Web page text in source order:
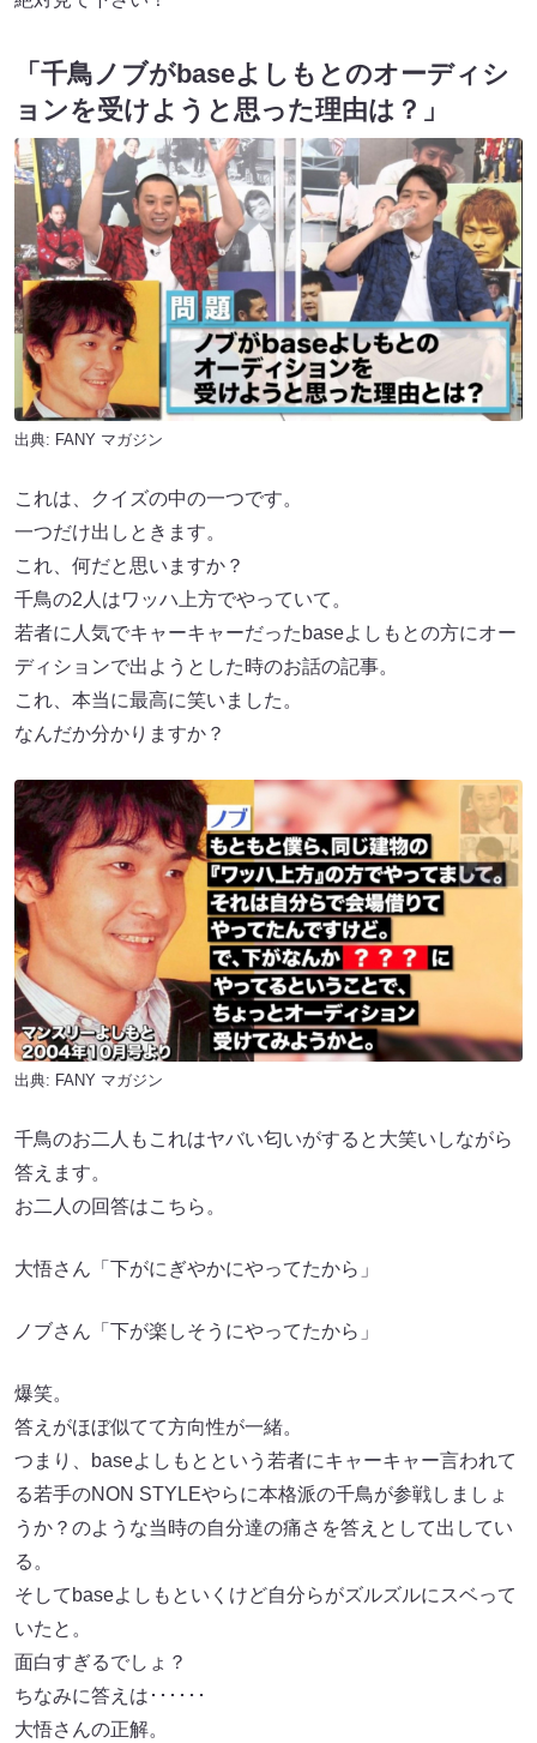
「千鳥ノブがbaseよしもとのオーディシ
ョンを受けようと思った理由は？」
出典: FANY マガジン
これは、クイズの中の一つです。
一つだけ出しときます。
これ、何だと思いますか？
千鳥の2人はワッハ上方でやっていて。
若者に人気でキャーキャーだったbaseよしもとの方にオー
ディションで出ようとした時のお話の記事。
これ、本当に最高に笑いました。
なんだか分かりますか？
出典: FANY マガジン
千鳥のお二人もこれはヤバい匂いがすると大笑いしながら
答えます。
お二人の回答はこちら。
大悟さん「下がにぎやかにやってたから」
ノブさん「下が楽しそうにやってたから」
爆笑。
答えがほぼ似てて方向性が一緒。
つまり、baseよしもとという若者にキャーキャー言われて
る若手のNON STYLEやらに本格派の千鳥が参戦しましょ
うか？のような当時の自分達の痛さを答えとして出してい
る。
そしてbaseよしもといくけど自分らがズルズルにスベって
いたと。
面白すぎるでしょ？
ちなみに答えは･･････
大悟さんの正解。